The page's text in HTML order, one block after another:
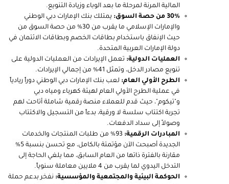
المالية المرنة لمرحلة ما بعد الوباء وزيادة التنويع.
30% من حصة السوق:
يمتلك بنك الإمارات دبي الوطني
والإمارات الإسلامي ما يقرب من 30% من حصة السوق من
حيث الإنفاق باستخدام بطاقات الخصم وبطاقات الائتمان في
دولة الإمارات العربية المتحدة.
العمليات الدولية: تعمل الإيرادات من العمليات الدولية على
تنويع مصادر الدخل، وتمثل 41% من إجمالي الإيرادات.
الطرح الأولي العام: لعب بنك الإمارات دبي الوطني دوراً ريادياً
في عملية الطرح الأولي العام لهيئة كهرباء ومياه دبي
و"تيكوم"، حيث قدم للعملاء منصة رقمية شاملة أتاحت لهم
تجربة اكتتاب سلسة لا ورقية، بدءاً من التسجيل والاكتتاب
وصولاً إلى سداد الدفعات.
المبادرات الرقمية:
93% من طلبات المنتجات والخدمات
الجديدة أصبحت الآن مؤتمتة بالكامل، مع تحسن بنسبة 5%
مقارنة بالفترة ذاتها من العام السابق، مما يلغي الحاجة إلى
التدخل اليدوي لما يقرب من 4 ملايين معاملة سنوياً.
الحوكمة البيئية والمجتمعية والمؤسسية: نفخر بدعم حملة